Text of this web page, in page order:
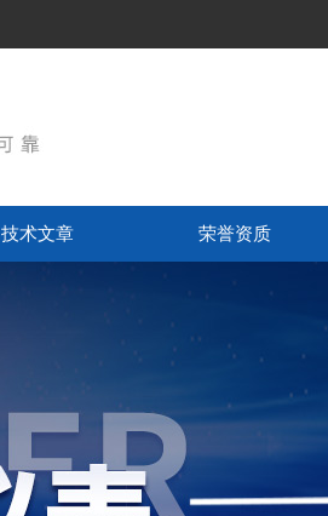
技术文章 荣誉资质